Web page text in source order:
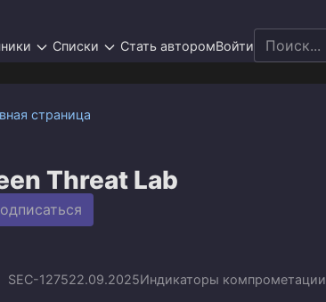
Списки Стать авторомВойти
Search
for:
страница
Threat Lab
SEC-127522.09.2025Индикаторы компрометации